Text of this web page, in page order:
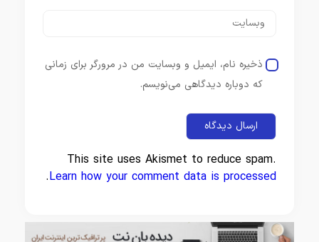
ذخیره نام، ایمیل و وبسایت من در مرورگر برای زمانی
که دوباره دیدگاهی می‌نویسم.
This site uses Akismet to reduce spam.
Learn how your comment data is processed
.